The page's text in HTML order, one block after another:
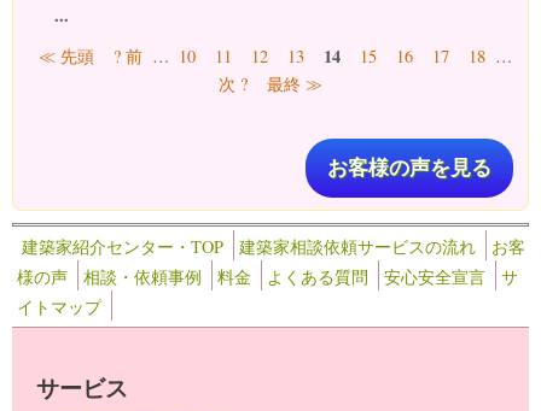
...
ページ
≪ 先頭 ? 前 … 10 11 12 13 14 15 16 17 18 …
次 ?
最終 ≫
お客様の声を見る
建築家紹介センター・TOP 建築家相談依頼サービスの流れ
お客
様の声
相談・依頼事例 料金 よくある質問 安心安全宣言
サ
イトマップ
サービス